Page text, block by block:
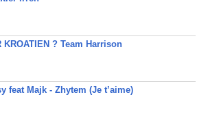
KROATIEN ? Team Harrison
feat Majk - Zhytem (Je t’aime)